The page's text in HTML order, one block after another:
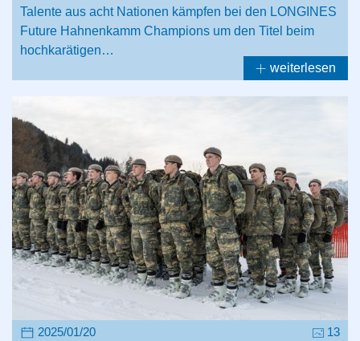
Talente aus acht Nationen kämpfen bei den LONGINES
Future Hahnenkamm Champions um den Titel beim
hochkarätigen…
weiterlesen
2025/01/20 13